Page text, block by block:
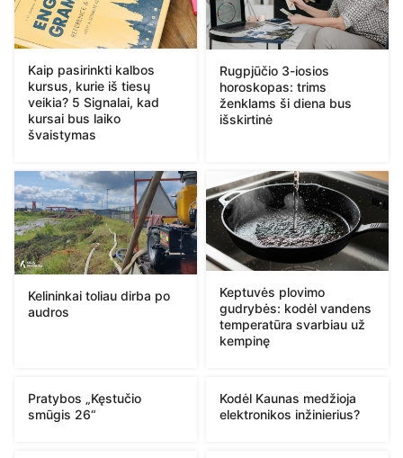
Kaip pasirinkti kalbos
kursus, kurie iš tiesų
veikia? 5 Signalai, kad
kursai bus laiko
švaistymas
Rugpjūčio 3-iosios
horoskopas: trims
ženklams ši diena bus
išskirtinė
Kelininkai toliau dirba po
audros
Keptuvės plovimo
gudrybės: kodėl vandens
temperatūra svarbiau už
kempinę
Pratybos „Kęstučio
smūgis 26“
Kodėl Kaunas medžioja
elektronikos inžinierius?